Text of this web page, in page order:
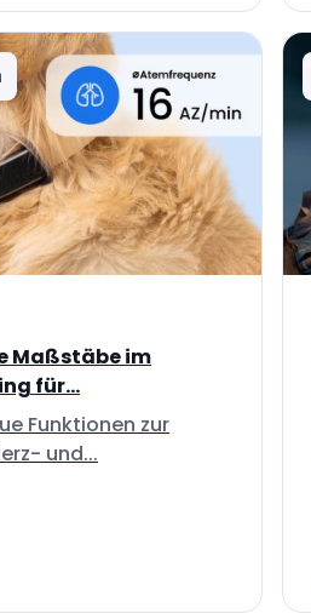
Maßstäbe im
für...
Funktionen zur
und...